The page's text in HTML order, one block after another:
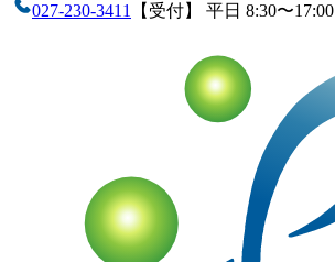
027-230-3411
【受付】 平日 8:30〜17:00